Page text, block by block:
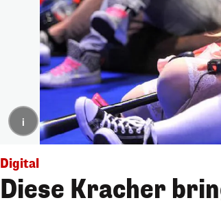
i
Digital
Diese Kracher